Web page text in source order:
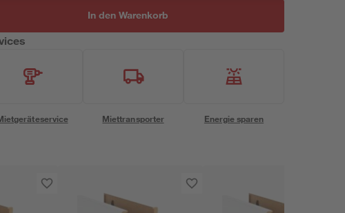
In den Warenkorb
Miettransporter Energie sparen